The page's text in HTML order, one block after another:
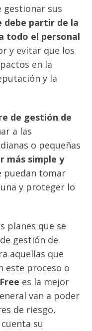
gestionar sus
debe partir de la
todo el personal
y evitar que los
en la
y la
de gestión de
a las
o pequeñas
más simple y
puedan tomar
y proteger lo
planes que se
gestión de
aquellas que
este proceso o
es la mejor
van a poder
de riesgo,
su